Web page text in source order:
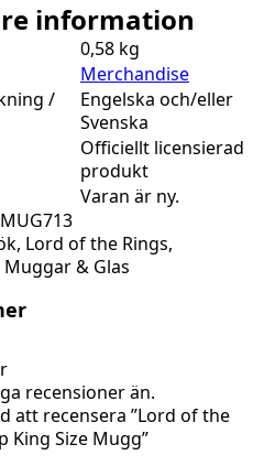
information
0,58 kg
Merchandise
/
Engelska och/eller
Svenska
Officiellt licensierad
produkt
Varan är ny.
, Lord of the Rings,
Muggar & Glas
recensioner än.
att recensera ”Lord of the
King Size Mugg”